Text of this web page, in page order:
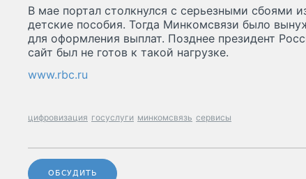
В мае портал столкнулся с серьезными сбоями
детские пособия. Тогда Минкомсвязи было
для оформления выплат. Позднее президент
сайт был не готов к такой нагрузке.
www.rbc.ru
цифровизация госуслуги минкомсвязь сервисы
ОБСУДИТЬ